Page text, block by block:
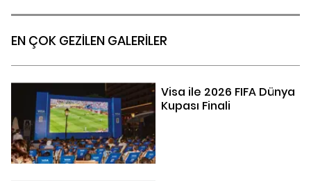
EN ÇOK GEZİLEN GALERİLER
Visa ile 2026 FIFA Dünya
Kupası Finali